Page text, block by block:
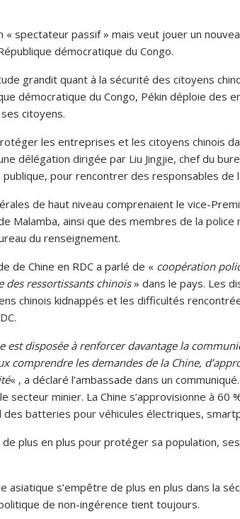
« spectateur passif » mais veut jouer un
démocratique du Congo.
grandit quant à la sécurité des citoyens
démocratique du Congo, Pékin déploie des
citoyens.
les entreprises et les citoyens chinois
délégation dirigée par Liu Jingjie, chef du
publique, pour rencontrer des responsables de
de haut niveau comprenaient le vice-
Malamba, ainsi que des membres de la
du renseignement.
de Chine en RDC a parlé de « coopération
des ressortissants chinois» dans le pays. Les
chinois kidnappés et les difficultés
est disposée à renforcer davantage la
comprendre les demandes de la Chine,
« , a déclaré l’ambassade dans un
secteur minier. La Chine s’approvisionne à 60
des batteries pour véhicules électriques,
plus en plus pour protéger sa population,
asiatique s’empêtre de plus en plus dans la
de non-ingérence tient toujours.